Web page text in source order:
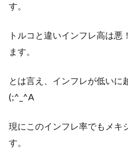
す。
トルコと違いインフレ高は
ます。
とは言え、インフレが低いに
(;^_^A
現にこのインフレ率でもメキ
す。